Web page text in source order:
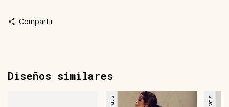
Compartir
Diseños similares